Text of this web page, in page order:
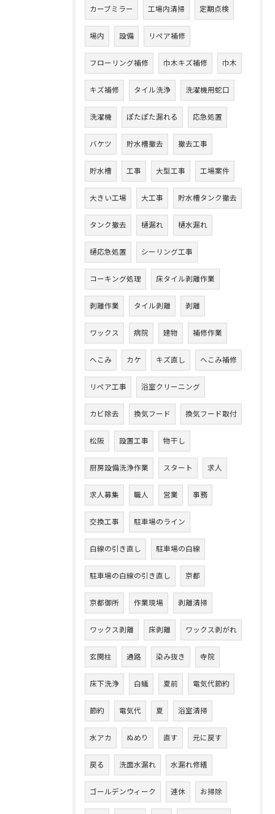
カーブミラー 工場内清掃 定期点検
場内 設備 リペア補修
フローリング補修 巾木キズ補修 巾木
キズ補修 タイル洗浄 洗濯機用蛇口
洗濯機 ぽたぽた漏れる 応急処置
バケツ 貯水槽撤去 撤去工事
貯水槽 工事 大型工事 工場案件
大きい工場 大工事 貯水槽タンク撤去
タンク撤去 樋漏れ 樋水漏れ
樋応急処置 シーリング工事
コーキング処理 床タイル剥離作業
剥離作業 タイル剥離 剥離
ワックス 病院 建物 補修作業
へこみ カケ キズ直し へこみ補修
リペア工事 浴室クリーニング
カビ除去 換気フード 換気フード取付
松阪 設置工事 物干し
厨房設備洗浄作業 スタート 求人
求人募集 職人 営業 事務
交換工事 駐車場のライン
白線の引き直し 駐車場の白線
駐車場の白線の引き直し 京都
京都御所 作業現場 剥離清掃
ワックス剥離 床剥離 ワックス剥がれ
玄関柱 通路 染み抜き 寺院
床下洗浄 白蟻 夏前 電気代節約
節約 電気代 夏 浴室清掃
水アカ ぬめり 直す 元に戻す
戻る 洗面水漏れ 水漏れ修繕
ゴールデンウィーク 連休 お掃除